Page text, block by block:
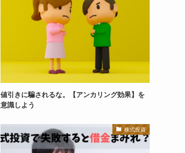
値引きに騙されるな。【アンカリング効果】を
意識しよう
株式投資